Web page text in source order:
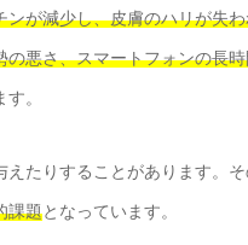
が減少し、皮膚のハリが失
の悪さ、スマートフォンの長
。
えたりすることがあります。
課題となっています。